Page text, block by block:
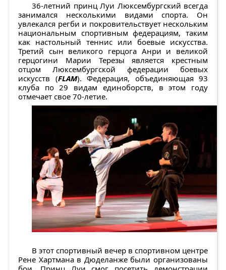
36-летний принц Луи Люксембургский всегда
занимался несколькими видами спорта. Он
увлекался регби и покровительствует нескольким
национальным спортивным федерациям, таким
как настольный теннис или боевые искусства.
Третий сын великого герцога Анри и великой
герцогини Марии Терезы является крестным
отцом Люксембургской федерации боевых
искусств (FLAM). Федерация, объединяющая 93
клуба по 29 видам единоборств, в этом году
отмечает свое 70-летие.
В этот спортивный вечер в спортивном центре
Рене Хартмана в Дюделанже были организованы